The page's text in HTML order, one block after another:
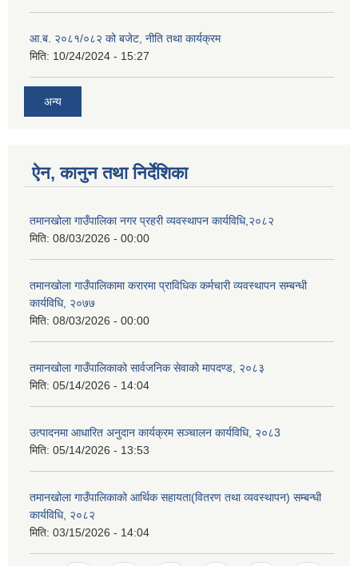
आ.ब. २०८१/०८२ को बजेट, नीति तथा कार्यक्रम
मिति: 10/24/2024 - 15:27
अन्य
ऐन, कानुन तथा निर्देशिका
तमानखोला गाउँपालिका नगर प्रहरी व्यवस्थापन कार्यविधि,२०८२
मिति: 08/03/2026 - 00:00
तमानखोला गाउँपालिकामा करारमा प्राविधिक कर्मचारी व्यवस्थापन सम्बन्धी
कार्यविधि, २०७७
मिति: 08/03/2026 - 00:00
तमानखोला गाउँपालिकाको सार्वजनिक सेवाको मापदण्ड, २०८३
मिति: 05/14/2026 - 14:04
उत्पादनमा आधारित अनुदान कार्यक्रम सञ्चालन कार्यविधि, २०८3
मिति: 05/14/2026 - 13:53
तमानखोला गाउँपालिकाको आर्थिक सहायता(वितरण तथा व्यवस्थापन) सम्बन्धी
कार्यविधि, २०८२
मिति: 03/15/2026 - 14:04